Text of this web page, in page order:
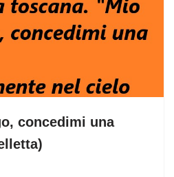
concedimi una